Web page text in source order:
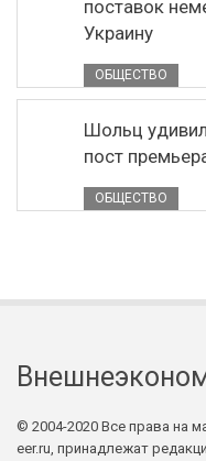
поставок
Украину
ОБЩЕСТВО
Шольц
пост
ОБЩЕСТВО
© 2004-2020 Все права на
eer.ru, принадлежат